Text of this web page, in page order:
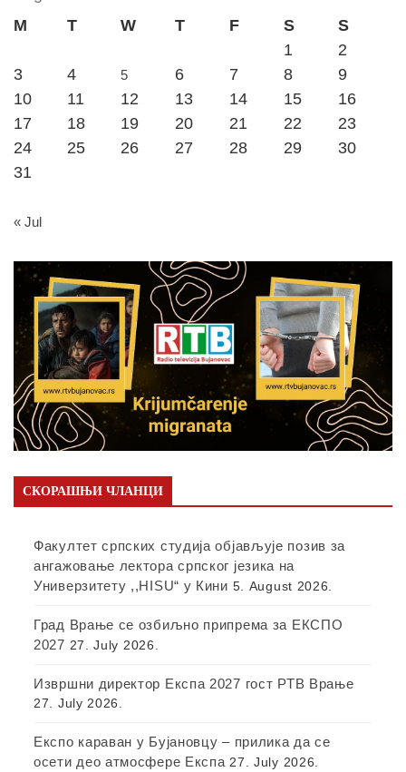
M
T W T F S
S
1
2
3
4 5 6 7 8
9
10
11 12 13 14 15
16
17
18 19 20 21 22
23
24
25 26 27 28 29
30
31
« Jul
СКОРАШЊИ ЧЛАНЦИ
Факултет српских студија објављује позив за
ангажовање лектора српског језика на
Универзитету ,,HISU“ у Кини 5. August 2026.
Град Врање се озбиљно припрема за ЕКСПО
2027 27. July 2026.
Извршни директор Експа 2027 гост РТВ Врање
27. July 2026.
Експо караван у Бујановцу – прилика да се
осети део атмосфере Експа 27. July 2026.